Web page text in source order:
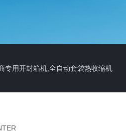
专用开封箱机,全自动套袋热收缩机